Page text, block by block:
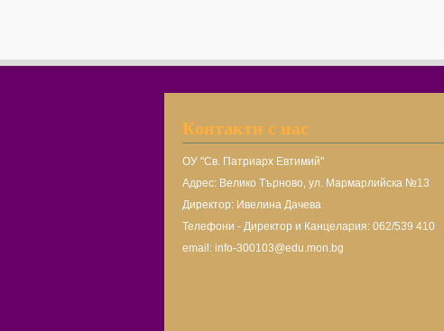
Контакти с нас
ОУ "Св. Патриарх Евтимий"
Адрес: Велико Търново, ул. Мармарлийска №13
Директор: Ивелина Дачева
Телефони - Директор и Канцелария: 062/539 410
email: info-300103@edu.mon.bg